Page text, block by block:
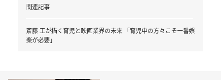
関連記事
斎藤 工が描く育児と映画業界の未来 「育児中の方々こそ一番娯
楽が必要」